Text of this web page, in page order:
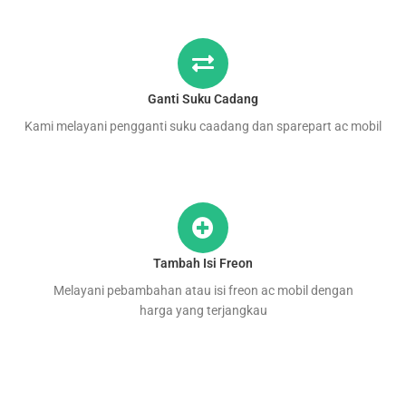
Ganti Suku Cadang
Kami melayani pengganti suku caadang dan sparepart ac mobil
Tambah Isi Freon
Melayani pebambahan atau isi freon ac mobil dengan
harga yang terjangkau